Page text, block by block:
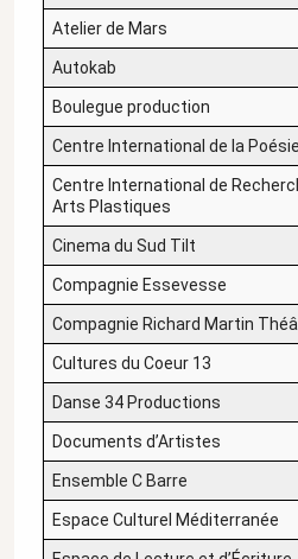
Atelier de Mars
Autokab
Boulegue production
Centre International de la
Centre International de
Arts Plastiques
Cinema du Sud Tilt
Compagnie Essevesse
Compagnie Richard Martin
Cultures du Coeur 13
Danse 34 Productions
Documents d’Artistes
Ensemble C Barre
Espace Culturel Méditerranée